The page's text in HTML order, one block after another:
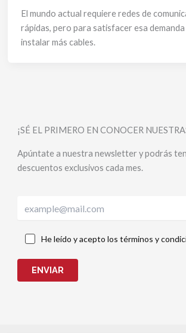
El mundo actual requiere redes de
rápidas, pero para satisfacer esa
instalar más cables.
¡SÉ EL PRIMERO EN CONOCER
Apúntate a nuestra newsletter y podrás
descuentos exclusivos cada mes.
He leído y acepto los términos y
ENVIAR